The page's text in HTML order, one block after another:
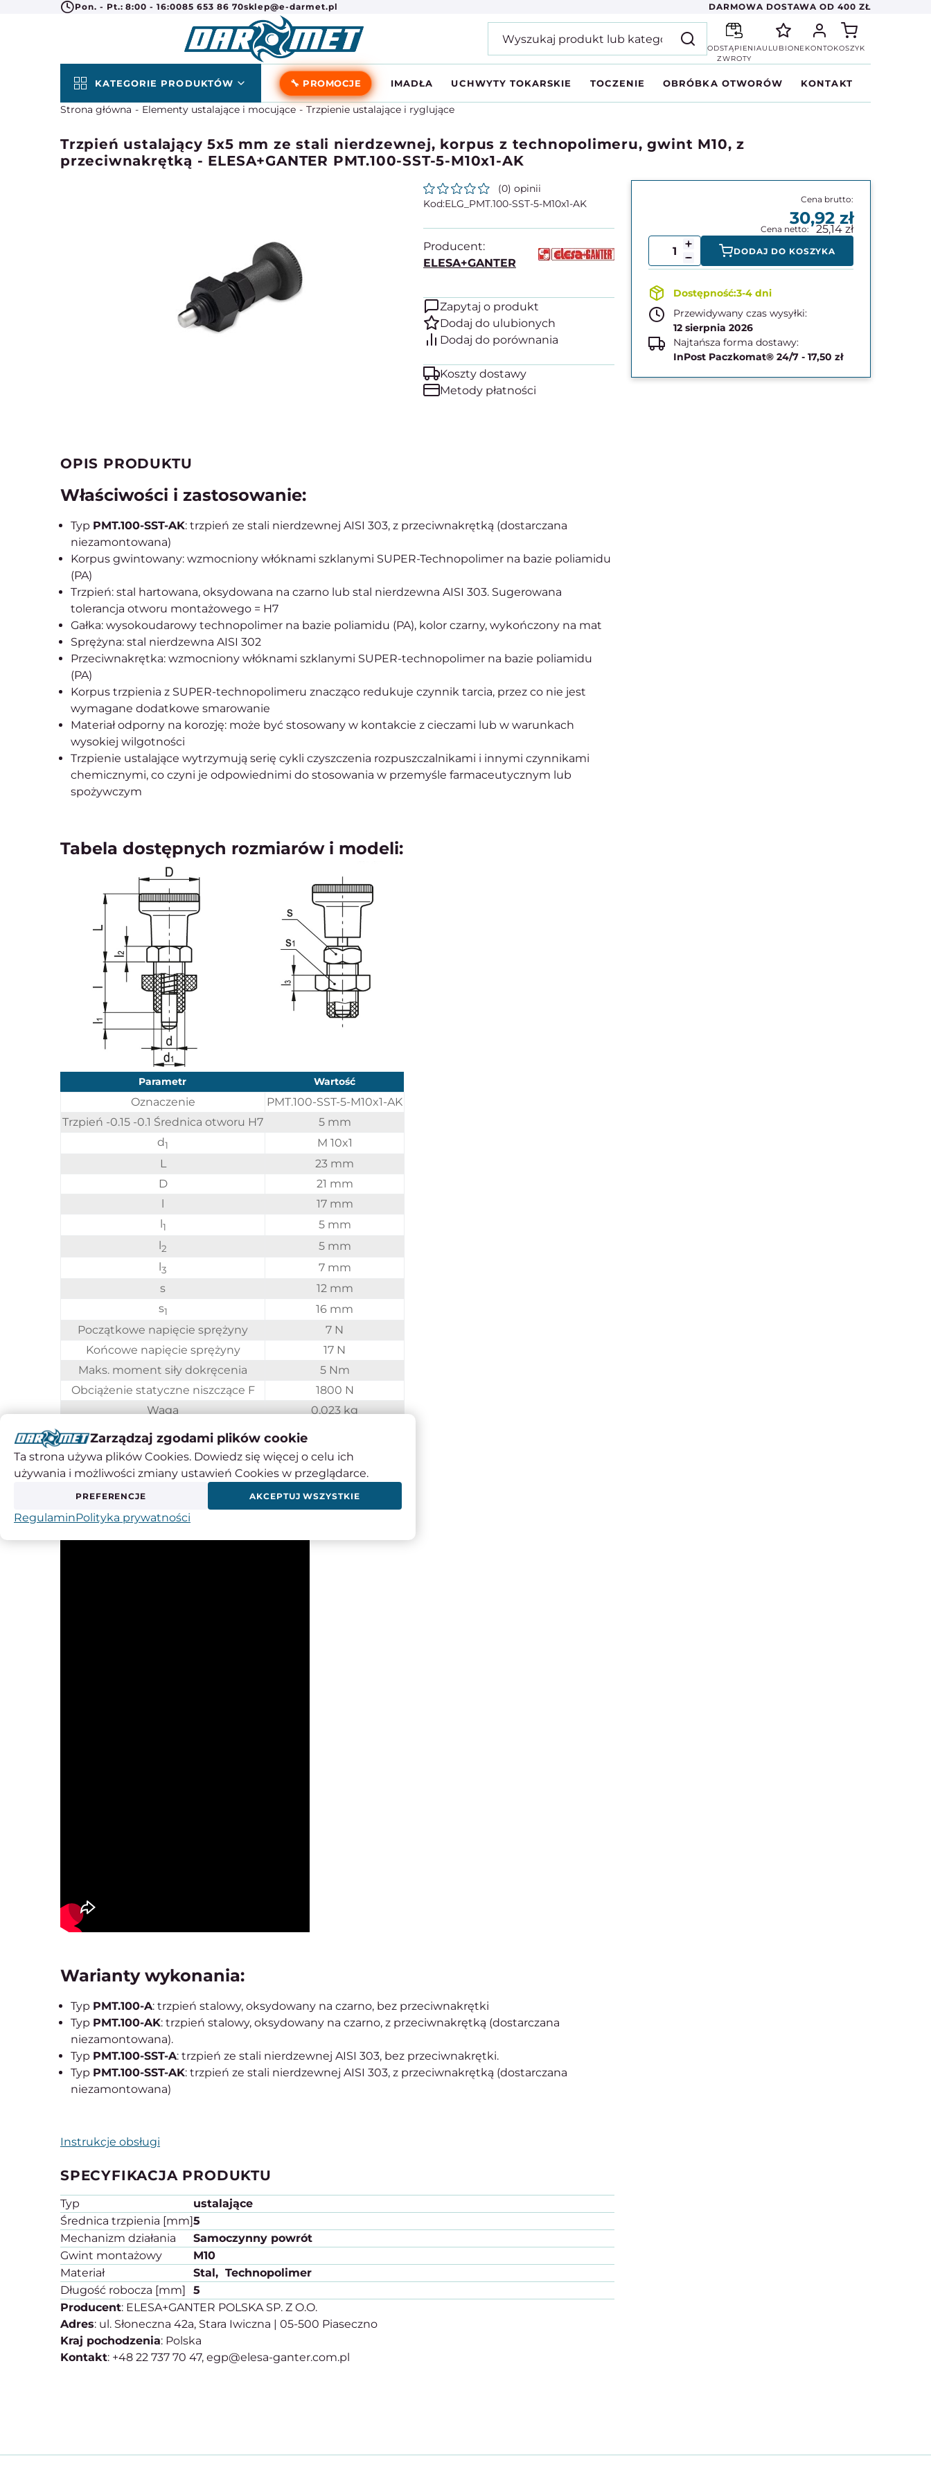
Pon. - Pt.: 8:00 - 16:0085 653 86 70sklep@e-darmet.pl DARMOWA DOSTAWA OD 400 ZŁ
ODSTĄPIENIA
ZWROTY
ULUBIONE KONTOKOSZYK
KATEGORIE PRODUKTÓW 🔧 PROMOCJE IMADŁA UCHWYTY TOKARSKIE TOCZENIE OBRÓBKA OTWORÓW KONTAKT
Strona główna Elementy ustalające i mocujące Trzpienie ustalające i ryglujące
Trzpień ustalający 5x5 mm ze stali nierdzewnej, korpus z technopolimeru, gwint M10, z
przeciwnakrętką - ELESA+GANTER PMT.100-SST-5-M10x1-AK
(0) opinii
ELG_PMT.100-SST-5-M10x1-AK
Producent:
ELESA+GANTER
Zapytaj o produkt
Koszty dostawy
Metody płatności
30,92
25,14
DODAJ DO KOSZYKA
3-4 dni
Przewidywany czas wysyłki:
12 sierpnia 2026
Najtańsza forma dostawy:
InPost Paczkomat® 24/7 - 17,50 zł
OPIS PRODUKTU
Właściwości i zastosowanie:
Typ PMT.100-SST-AK: trzpień ze stali nierdzewnej AISI 303, z przeciwnakrętką (dostarczana
niezamontowana)
Korpus gwintowany: wzmocniony włóknami szklanymi SUPER-Technopolimer na bazie poliamidu
(PA)
Trzpień: stal hartowana, oksydowana na czarno lub stal nierdzewna AISI 303. Sugerowana
tolerancja otworu montażowego = H7
Gałka: wysokoudarowy technopolimer na bazie poliamidu (PA), kolor czarny, wykończony na mat
Sprężyna: stal nierdzewna AISI 302
Przeciwnakrętka: wzmocniony włóknami szklanymi SUPER-technopolimer na bazie poliamidu
(PA)
Korpus trzpienia z SUPER-technopolimeru znacząco redukuje czynnik tarcia, przez co nie jest
wymagane dodatkowe smarowanie
Materiał odporny na korozję: może być stosowany w kontakcie z cieczami lub w warunkach
wysokiej wilgotności
Trzpienie ustalające wytrzymują serię cykli czyszczenia rozpuszczalnikami i innymi czynnikami
chemicznymi, co czyni je odpowiednimi do stosowania w przemyśle farmaceutycznym lub
spożywczym
Tabela dostępnych rozmiarów i modeli:
Parametr Wartość
Oznaczenie
PMT.100-SST-5-M10x1-AK
Trzpień -0.15 -0.1 Średnica otworu H7
5 mm
d1
M 10x1
L
23 mm
D
21 mm
l
17 mm
l1
5 mm
l2
5 mm
l3
7 mm
s
12 mm
s1
16 mm
Początkowe napięcie sprężyny
7 N
Końcowe napięcie sprężyny
17 N
Maks. moment siły dokręcenia
5 Nm
Obciążenie statyczne niszczące F
1800 N
Waga
0,023 kg
Sposób działania
Warianty wykonania:
Typ PMT.100-A: trzpień stalowy, oksydowany na czarno, bez przeciwnakrętki
Typ PMT.100-AK: trzpień stalowy, oksydowany na czarno, z przeciwnakrętką (dostarczana
niezamontowana).
Typ PMT.100-SST-A: trzpień ze stali nierdzewnej AISI 303, bez przeciwnakrętki.
Typ PMT.100-SST-AK: trzpień ze stali nierdzewnej AISI 303, z przeciwnakrętką (dostarczana
niezamontowana)
Instrukcje obsługi
SPECYFIKACJA PRODUKTU
Typ
ustalające
Średnica trzpienia [mm]5
Mechanizm działania
Samoczynny powrót
Gwint montażowy
M10
Materiał
Stal
Technopolimer
Długość robocza [mm]
5
Producent: ELESA+GANTER POLSKA SP. Z O.O.
Adres: ul. Słoneczna 42a, Stara Iwiczna | 05-500 Piaseczno
Kraj pochodzenia: Polska
Kontakt: +48 22 737 70 47, egp@elesa-ganter.com.pl
Zarządzaj zgodami plików cookie
Ta strona używa plików Cookies. Dowiedz się więcej o celu ich
używania i możliwości zmiany ustawień Cookies w przeglądarce.
PREFERENCJE AKCEPTUJ WSZYSTKIE
RegulaminPolityka prywatności